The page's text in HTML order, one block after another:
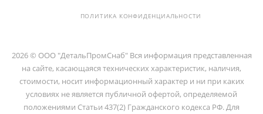
ПОЛИТИКА КОНФИДЕНЦИАЛЬНОСТИ
2026 © ООО "ДетальПромСнаб" Вся информация представленная
на сайте, касающаяся технических характеристик, наличия,
стоимости, носит информационный характер и ни при каких
условиях не является публичной офертой, определяемой
положениями Статьи 437(2) Гражданского кодекса РФ. Для